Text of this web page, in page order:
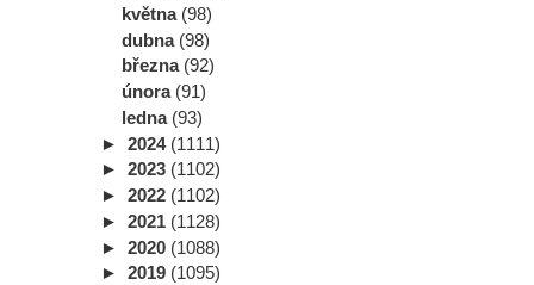
května (98)
dubna (98)
března (92)
února (91)
ledna (93)
► 2024 (1111)
► 2023 (1102)
► 2022 (1102)
► 2021 (1128)
► 2020 (1088)
► 2019 (1095)